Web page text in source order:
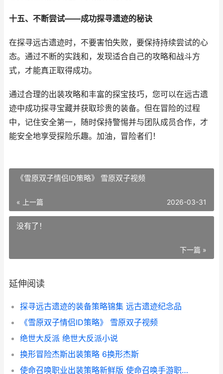
十五、不断尝试——成功探寻遗迹的秘诀
在探寻远古遗迹时，不要害怕失败，要保持持续尝试的心
态。通过不断的实践和，发现适合自己的攻略和战斗方
式，才能真正取得成功。
通过合理的出装攻略和丰富的探宝技巧，您可以在远古遗
迹中成功探寻宝藏并获取珍贵的装备。但在冒险的过程
中，记住安全第一，随时保持警惕并与团队成员合作，才
能安全地享受探险乐趣。加油，冒险者们！
《雪原双子情侣ID策略》 雪原双子视频
« 上一篇 2026-03-31
没有了！
下一篇 »
延伸阅读
探寻远古遗迹的装备策略锦集 远古遗迹纪念品
《雪原双子情侣ID策略》 雪原双子视频
绝世大反派 绝世大反派小说
换形冒险杰斯出装策略 6换形杰斯
使命召唤职业出装策略新鲜版 使命召唤手游职业选手搭配